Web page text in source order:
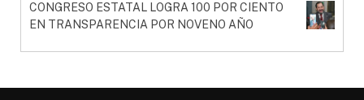
CONGRESO ESTATAL LOGRA 100 POR CIENTO
EN TRANSPARENCIA POR NOVENO AÑO